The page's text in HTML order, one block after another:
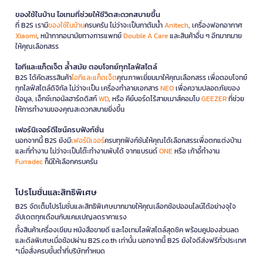
ของใช้ในบ้าน ไอเทมที่ช่วยให้ชีวิตสะดวกสบายขึ้น
ที่ B2S เรามีของใช้ในบ้านครบครัน ไม่ว่าจะเป็นกาต้มน้ำAnitech, เครื่องฟอกอากาศ
Xiaomi, หน้ากากอนามัยทางการแพทย์Double A Careและสินค้าอื่น ๆ อีกมากมาย
ให้คุณเลือกสรร
ไอทีและแก็ดเจ็ต ล้ำสมัย ตอบโจทย์ทุกไลฟ์สไตล์
B2S ได้คัดสรรสินค้าไอทีและแก็ดเจ็ตคุณภาพเยี่ยมมาให้คุณเลือกสรร เพื่อตอบโจทย์
ทุกไลฟ์สไตล์ดิจิทัล ไม่ว่าจะเป็น เครื่องทำลายเอกสารNEOเพื่อความปลอดภัยของ
ข้อมูล, เอ็กซ์เทอนัลฮาร์ดดิสก์WD, หรือ คีย์บอร์ดไร้สายเมาส์คอมโบGEEZERที่ช่วย
ให้การทำงานของคุณสะดวกสบายยิ่งขึ้น
เฟอร์นิเจอร์ดีไซน์ครบฟังก์ชั่น
นอกจากนี้ B2S ยังมีเฟอร์นิเจอร์ครบทุกฟังก์ชันให้คุณได้เลือกสรรเพื่อตกแต่งบ้าน
และที่ทำงาน ไม่ว่าจะเป็นโต๊ะทำงานพับได้ จากแบรนด์ONEหรือ เก้าอี้ทำงาน
Furradecก็มีให้เลือกครบครัน
โปรโมชั่นและสิทธิพิเศษ
B2S จัดเต็มโปรโมชั่นและสิทธิพิเศษมากมายให้คุณเลือกช้อปออนไลน์ได้อย่างจุใจ
อัปเดตทุกเดือนกับแคมเปญลดราคาแรง
ทั้งสินค้าเครื่องเขียน หนังสือขายดี และไอเทมไลฟ์สไตล์สุดชิค พร้อมคูปองส่วนลด
และดีลพิเศษเมื่อช้อปผ่าน B2S.co.th เท่านั้น นอกจากนี้ B2S ยังใจดีส่งฟรีทั่วประเทศ
*เมื่อสั่งครบขั้นต่ำที่บริษัทกำหนด